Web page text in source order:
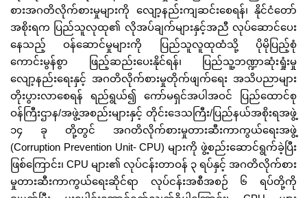
စားအဂတိလိုက်စားမှုများကို လျော့နည်းကျဆင်းစေရန်၊ နိုင်ငံတော်
အစိုးရက ပြည်သူလုထု၏ လိုအပ်ချက်များနှင့်အညီ လုပ်ဆောင်ပေး
နေသည့် ဝန်ဆောင်မှုများကို ပြည်သူလူထုထံသို့ ပိုမိုပြည့်စုံ
ကောင်းမွန်စွာ ဖြည့်ဆည်းပေးနိုင်ရန်၊ ပြည်သူ့ဘဏ္ဍာဆုံးရှုံးမှု
လျော့နည်းရေးနှင့် အဂတိလိုက်စားမှုတိုက်ဖျက်ရေး အသိပညာများ
တိုးပွားလာစေရန် ရည်ရွယ်၍ ကော်မရှင်အပါအဝင် ပြည်ထောင်စု
ဝန်ကြီးဌာန/အဖွဲ့အစည်းများနှင့် တိုင်းဒေသကြီး/ပြည်နယ်အစိုးရအဖွဲ့
၁၄ ခု တို့တွင် အဂတိလိုက်စားမှုတားဆီးကာကွယ်ရေးအဖွဲ့
(Corruption Prevention Unit- CPU) များကို ဖွဲ့စည်းဆောင်ရွက်ခဲ့ပြီး
ဖြစ်ကြောင်း၊ CPU များ၏ လုပ်ငန်းတာဝန် ၃ ရပ်နှင့် အဂတိလိုက်စား
မှုတားဆီးကာကွယ်ရေးဆိုင်ရာ လုပ်ငန်းအစီအစဉ် ၆ ရပ်တို့ကို